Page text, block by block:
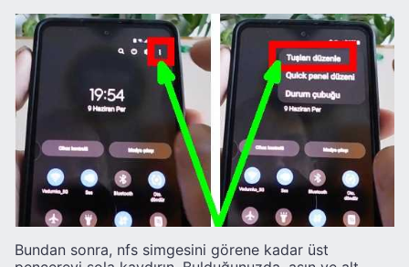
Bundan sonra, nfs simgesini görene kadar üst